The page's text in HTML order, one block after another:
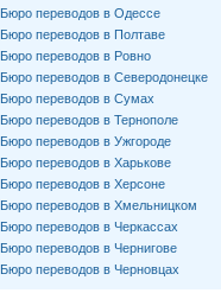
Бюро переводов в Одессе
Бюро переводов в Полтаве
Бюро переводов в Ровно
Бюро переводов в Северодонецке
Бюро переводов в Сумах
Бюро переводов в Тернополе
Бюро переводов в Ужгороде
Бюро переводов в Харькове
Бюро переводов в Херсоне
Бюро переводов в Хмельницком
Бюро переводов в Черкассах
Бюро переводов в Чернигове
Бюро переводов в Черновцах